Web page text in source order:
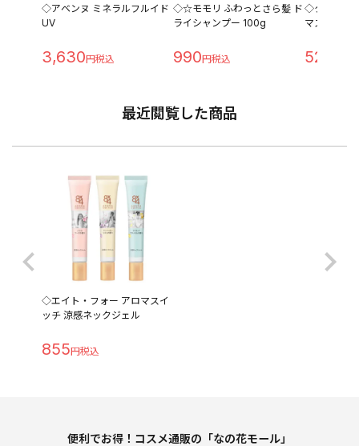
◇アベンヌ ミネラルフルイド
UV
3,630
◇☆モモリ ふわっとさら髪 ド
ライシャンプー 100g
990
◇クリアタ
マスク
520
最近閲覧した商品
◇エイト・フォー アロマスイ
ッチ 涼感ネックジェル
855
便利でお得！コスメ通販の「なの花モール」